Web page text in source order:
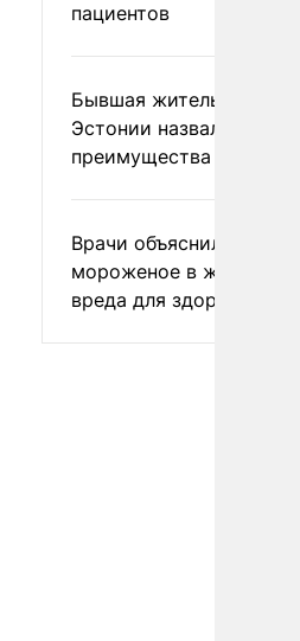
пациентов
Бывшая жительница
Эстонии назвала
преимущества России
Врачи объяснили, как
мороженое в жару без
вреда для здоровья